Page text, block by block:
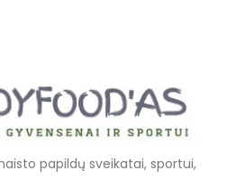
papildų sveikatai, sportui,